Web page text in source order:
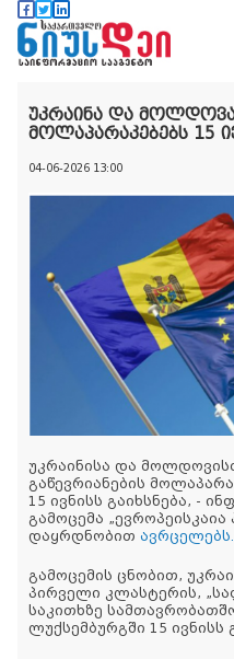
უკრაინა და მოლდოვა
მოლაპარაკებებს 15
04-06-2026 13:00
უკრაინისა და
გაწევრიანების
15 ივნისს გაიხსნება, -
გამოცემა „ევროპეისკაია
დაყრდნობით ავრცელებს.
გამოცემის ცნობით,
პირველი კლასტერის,
საკითხზე
ლუქსემბურგში 15 ივნისს